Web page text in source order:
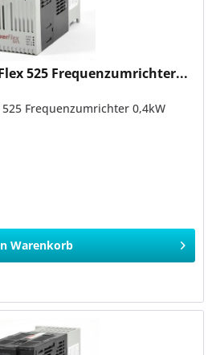
525 Frequenzumrichter...
Frequenzumrichter 0,4kW
Warenkorb